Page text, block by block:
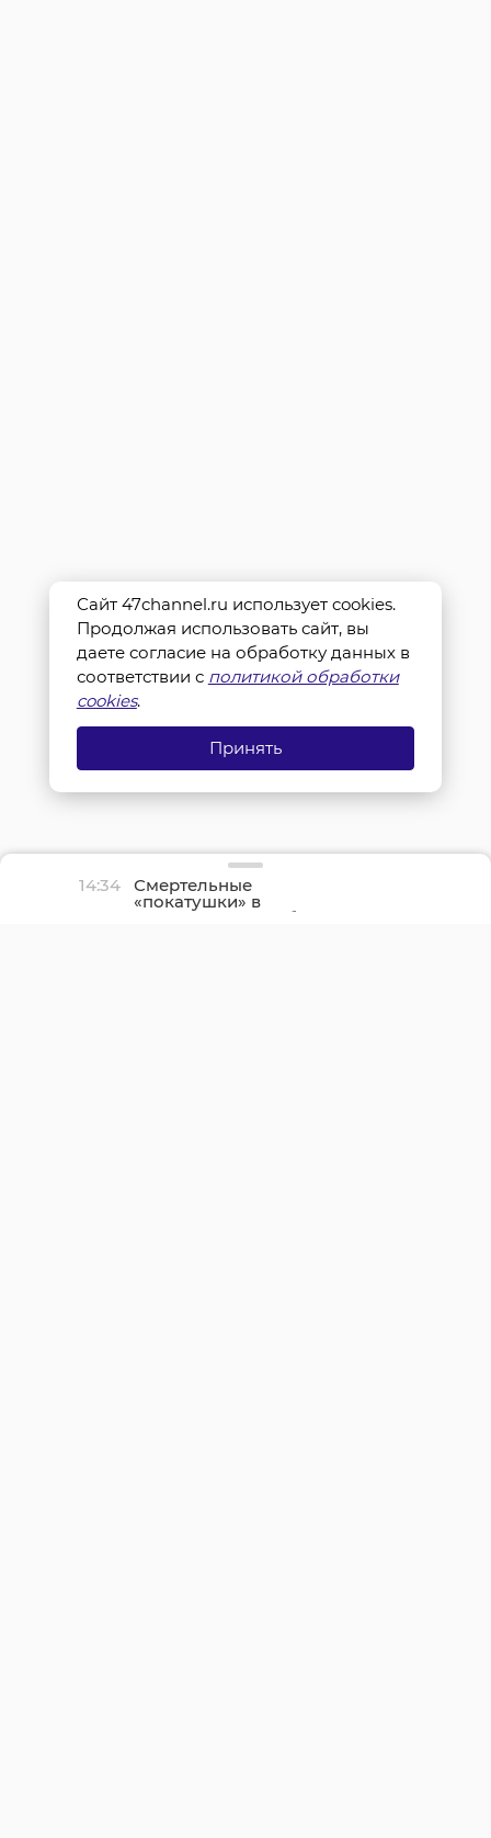
14:34 Смертельные
«покатушки» в
Ленинградской области
Сайт 47channel.ru использует cookies.
Продолжая использовать сайт, вы
даете согласие на обработку данных в
соответствии с политикой обработки
cookies.
Принять